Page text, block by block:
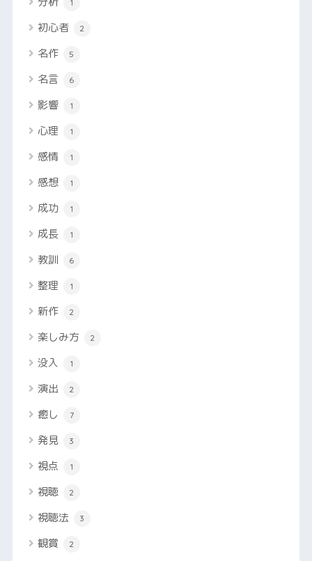
1
初心者 2
名作 5
名言 6
影響 1
心理 1
感情 1
感想 1
成功 1
成長 1
教訓 6
整理 1
新作 2
楽しみ方 2
没入 1
演出 2
癒し 7
発見 3
視点 1
視聴 2
視聴法 3
観賞 2